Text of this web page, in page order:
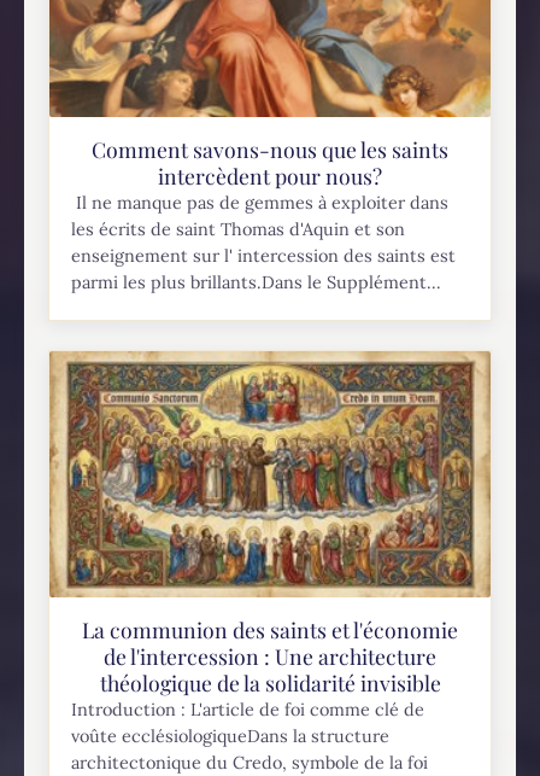
Comment savons-nous que les saints
intercèdent pour nous?
Il ne manque pas de gemmes à exploiter dans
les écrits de saint Thomas d'Aquin et son
enseignement sur l' intercession des saints est
parmi les plus brillants.Dans le Supplément...
La communion des saints et l'économie
de l'intercession : Une architecture
théologique de la solidarité invisible
Introduction : L'article de foi comme clé de
voûte ecclésiologiqueDans la structure
architectonique du Credo, symbole de la foi